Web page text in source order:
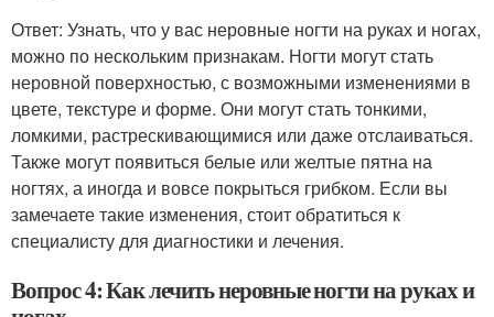
Ответ: Узнать, что у вас неровные ногти на руках и ногах,
можно по нескольким признакам. Ногти могут стать
неровной поверхностью, с возможными изменениями в
цвете, текстуре и форме. Они могут стать тонкими,
ломкими, растрескивающимися или даже отслаиваться.
Также могут появиться белые или желтые пятна на
ногтях, а иногда и вовсе покрыться грибком. Если вы
замечаете такие изменения, стоит обратиться к
специалисту для диагностики и лечения.
Вопрос 4: Как лечить неровные ногти на руках и